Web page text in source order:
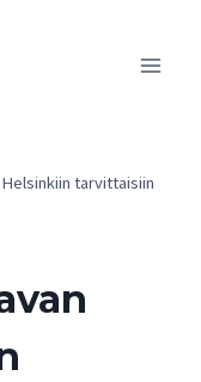
tarvittaisiin